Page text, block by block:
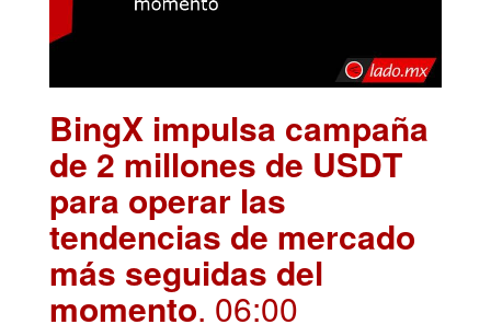
BingX impulsa campaña
de 2 millones de USDT
para operar las
tendencias de mercado
más seguidas del
momento. 06:00